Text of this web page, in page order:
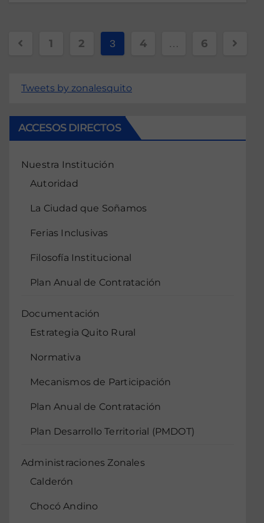
1 2 3 4 … 6
Tweets by zonalesquito
ACCESOS DIRECTOS
Nuestra Institución
Autoridad
La Ciudad que Soñamos
Ferias Inclusivas
Filosofía Institucional
Plan Anual de Contratación
Documentación
Estrategia Quito Rural
Normativa
Mecanismos de Participación
Plan Anual de Contratación
Plan Desarrollo Territorial (PMDOT)
Administraciones Zonales
Calderón
Chocó Andino